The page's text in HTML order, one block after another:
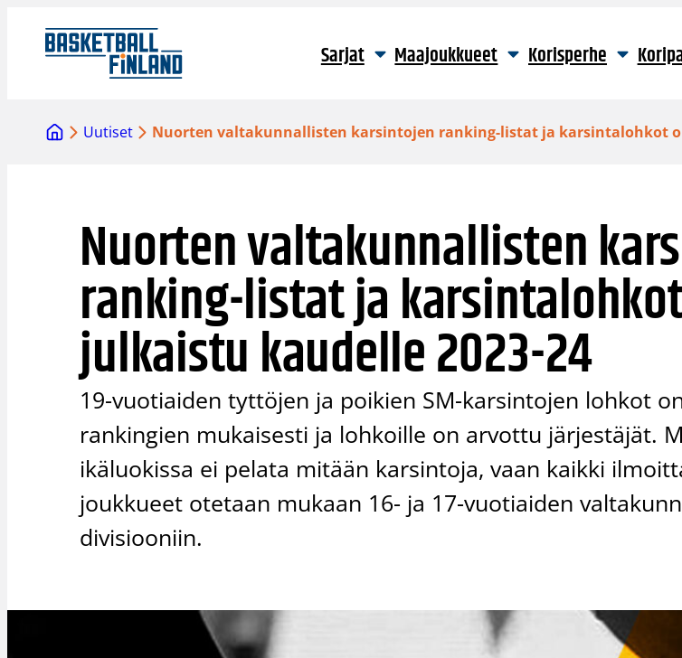
sisältöön
Sarjat Maajoukkueet Korisperhe
Uutiset Nuorten valtakunnallisten karsintojen ranking-listat ja karsintalohkot
Nuorten valtakunnallisten
ranking-listat ja
julkaistu kaudelle 2023-24
19-vuotiaiden tyttöjen ja poikien SM-karsintojen lohkot
rankingien mukaisesti ja lohkoille on arvottu järjestäjät.
ikäluokissa ei pelata mitään karsintoja, vaan kaikki
joukkueet otetaan mukaan 16- ja 17-vuotiaiden
divisiooniin.